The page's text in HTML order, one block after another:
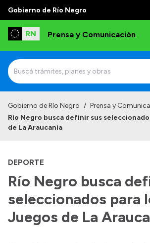
Gobierno de Río Negro
Prensa y Comunicación
Institucional
Referentes de prensa
Archivo de noticias
Transparencia
Gobierno de Río Negro / Prensa y
Río Negro busca definir sus
de La Araucanía
DEPORTE
Río Negro busca
seleccionados para
Juegos de La